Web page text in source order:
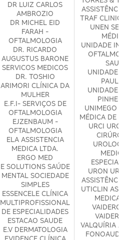
DR LUIZ CARLOS
AMBROZIO
DR MICHEL EID
FARAH -
OFTALMOLOGIA
DR. RICARDO
AUGUSTUS BARONE
SERVICOS MEDICOS
DR. TOSHIO
ARIMORI CLÍNICA DA
MULHER
E.F.I- SERVIÇOS DE
OFTALMOLOGIA
EJZENBAUM -
OFTALMOLOGIA
ELA ASSISTENCIA
MEDICA LTDA.
ERGO MED
E SOLUTIONS SAÚDE
MENTAL SOCIEDADE
SIMPLES
ESSENCELE CLÍNICA
MULTIPROFISSIONAL
DE ESPECIALIDADES
ESTACAO SAUDE
E.V DERMATOLOGIA
TRAF
UNEN
UNIDADE
UNIDADE
UNIDADE
UNIMEGO
MÉDICA DE
URCI
URON
UTICLIN
MEDICA
VALQUÍRIA A